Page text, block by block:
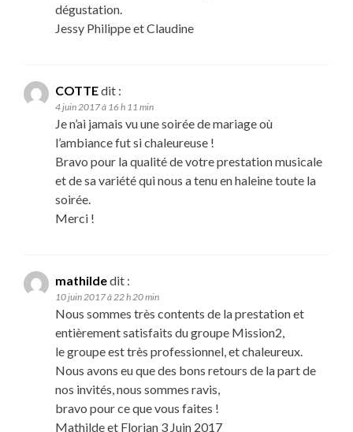
dégustation.
Jessy Philippe et Claudine
COTTEdit :
4 juin 2017 à 16 h 11 min
Je n’ai jamais vu une soirée de mariage où
l’ambiance fut si chaleureuse !
Bravo pour la qualité de votre prestation musicale
et de sa variété qui nous a tenu en haleine toute la
soirée.
Merci !
mathildedit :
10 juin 2017 à 22 h 20 min
Nous sommes très contents de la prestation et
entièrement satisfaits du groupe Mission2,
le groupe est très professionnel, et chaleureux.
Nous avons eu que des bons retours de la part de
nos invités, nous sommes ravis,
bravo pour ce que vous faites !
Mathilde et Florian 3 Juin 2017